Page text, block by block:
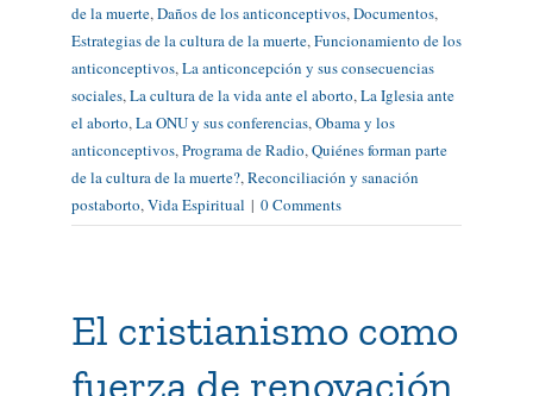
de la muerte, Daños de los anticonceptivos, Documentos,
Estrategias de la cultura de la muerte, Funcionamiento de los
anticonceptivos, La anticoncepción y sus consecuencias
sociales, La cultura de la vida ante el aborto, La Iglesia ante
el aborto, La ONU y sus conferencias, Obama y los
anticonceptivos, Programa de Radio, Quiénes forman parte
de la cultura de la muerte?, Reconciliación y sanación
postaborto, Vida Espiritual | 0 Comments
El cristianismo como
fuerza de renovación